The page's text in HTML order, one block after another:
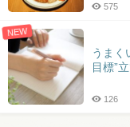
575
NEW
うまく
目標”
126